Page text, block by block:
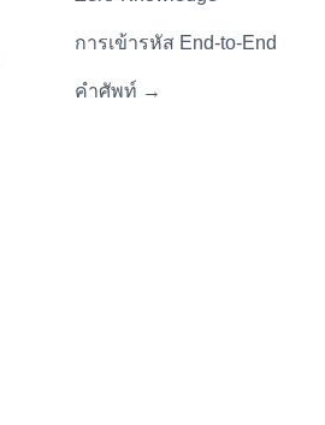
การเข้ารหัส End-to-End
คำศัพท์ →